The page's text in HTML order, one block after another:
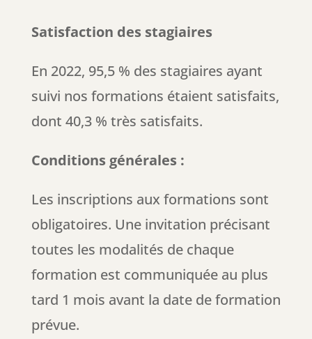
Satisfaction des stagiaires
En 2022, 95,5 % des stagiaires ayant
suivi nos formations étaient satisfaits,
dont 40,3 % très satisfaits.
Conditions générales :
Les inscriptions aux formations sont
obligatoires. Une invitation précisant
toutes les modalités de chaque
formation est communiquée au plus
tard 1 mois avant la date de formation
prévue.